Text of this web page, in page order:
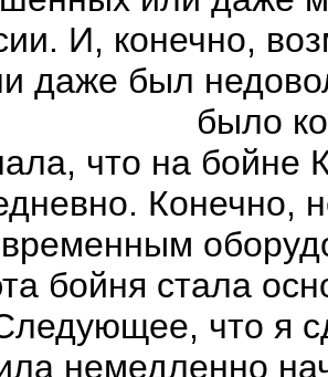
И, конечно,
даже был
было
что на бойне
Конечно,
бойня стала
что я
немедленно